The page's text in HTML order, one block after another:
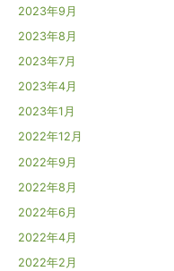
2023年9月
2023年8月
2023年7月
2023年4月
2023年1月
2022年12月
2022年9月
2022年8月
2022年6月
2022年4月
2022年2月